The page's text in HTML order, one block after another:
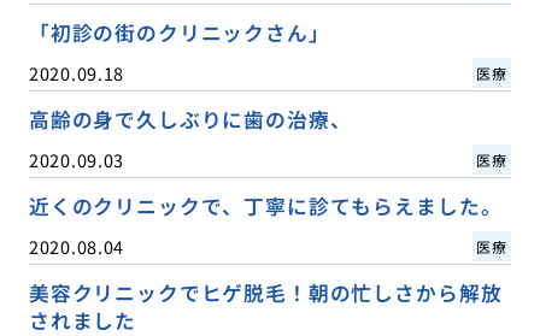
「初診の街のクリニックさん」
2020.09.18 医療
高齢の身で久しぶりに歯の治療、
2020.09.03 医療
近くのクリニックで、丁寧に診てもらえました。
2020.08.04 医療
美容クリニックでヒゲ脱毛！朝の忙しさから解放
されました